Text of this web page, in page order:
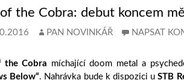
the Cobra: debut koncem
PAN NOVINKÁŘ NAPSAT
the Cobra míchající doom metal a
Below“. Nahrávka bude k dispozici uSTB